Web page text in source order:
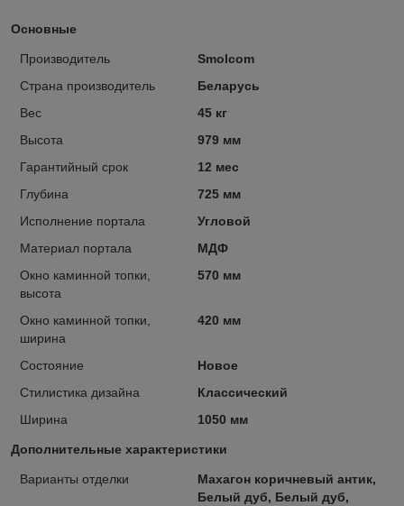
Основные
Производитель
Smolcom
Страна производитель
Беларусь
Вес
45 кг
Высота
979 мм
Гарантийный срок
12 мес
Глубина
725 мм
Исполнение портала
Угловой
Материал портала
МДФ
Окно каминной топки,
высота
570 мм
Окно каминной топки,
ширина
420 мм
Состояние
Новое
Стилистика дизайна
Классический
Ширина
1050 мм
Дополнительные характеристики
Варианты отделки
Махагон коричневый антик,
Белый дуб, Белый дуб,